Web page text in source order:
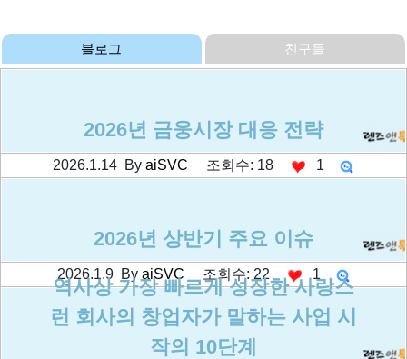
2026년 금웅시장 대응 전략
2026.1.14 By aiSVC 조회수: 18 1
2026년 상반기 주요 이슈
2026.1.9 By aiSVC 조회수: 22 1
역사상 가장 빠르게 성장한 사랑스
런 회사의 창업자가 말하는 사업 시
작의 10단계